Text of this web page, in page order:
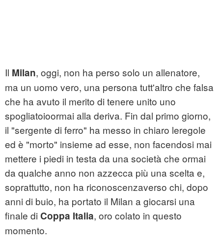
Il Milan, oggi, non ha perso solo un allenatore,
ma un uomo vero, una persona tutt'altro che falsa
che ha avuto il merito di tenere unito uno
spogliatoioormai alla deriva. Fin dal primo giorno,
il "sergente di ferro" ha messo in chiaro leregole
ed è "morto" insieme ad esse, non facendosi mai
mettere i piedi in testa da una società che ormai
da qualche anno non azzecca più una scelta e,
soprattutto, non ha riconoscenzaverso chi, dopo
anni di buio, ha portato il Milan a giocarsi una
finale di Coppa Italia, oro colato in questo
momento.